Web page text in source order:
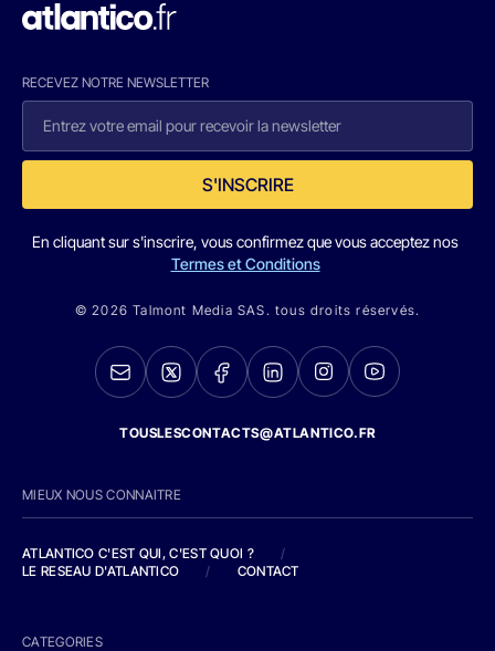
RECEVEZ NOTRE NEWSLETTER
S'INSCRIRE
En cliquant sur s'inscrire, vous confirmez que vous acceptez nos
Termes et Conditions
© 2026 Talmont Media SAS. tous droits réservés.
TOUSLESCONTACTS@ATLANTICO.FR
MIEUX NOUS CONNAITRE
ATLANTICO C'EST QUI, C'EST QUOI ?
/
LE RESEAU D'ATLANTICO
/ CONTACT
CATEGORIES